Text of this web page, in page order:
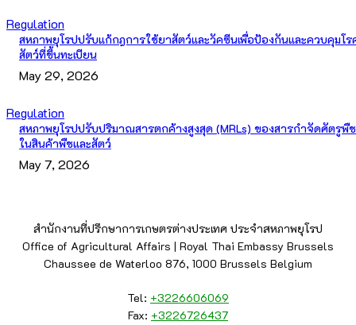
Regulation
สหภาพยุโรปปรับแก้กฎการใช้ยาสัตว์และวัคซีนเพื่อป้องกันและควบคุมโร
สัตว์ที่ขึ้นทะเบียน
May 29, 2026
Regulation
สหภาพยุโรปปรับปริมาณสารตกค้างสูงสุด (MRLs) ของสารกำจัดศัตรูพืช
ในสินค้าพืชและสัตว์
May 7, 2026
สำนักงานที่ปรึกษาการเกษตรต่างประเทศ ประจำสหภาพยุโรป
Office of Agricultural Affairs | Royal Thai Embassy Brussels
Chaussee de Waterloo 876, 1000 Brussels Belgium
Tel: +3226606069
Fax: +3226726437